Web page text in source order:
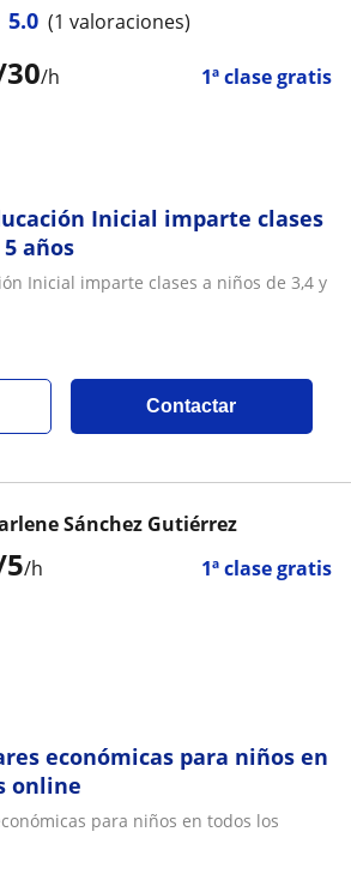
30/h 1ª clase gratis
5.0 (1 valoraciones)
Inicial imparte clases
años
Inicial imparte clases a niños de 3,4 y
Contactar
5/h 1ª clase gratis
Sánchez Gutiérrez
económicas para niños en
online
para niños en todos los